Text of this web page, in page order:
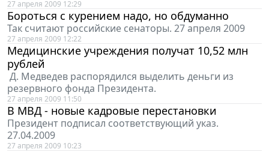
27 апреля 2009 12:29
Бороться с курением надо, но обдуманно
Так считают российские сенаторы. 27 апреля 2009
27 апреля 2009 12:22
Медицинские учреждения получат 10,52 млн
рублей
Д. Медведев распорядился выделить деньги из
резервного фонда Президента.
27 апреля 2009 11:50
В МВД - новые кадровые перестановки
Президент подписал соответствующий указ.
27.04.2009
27 апреля 2009 10:23